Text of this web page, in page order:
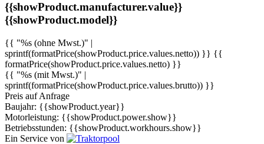
{{showProduct.manufacturer.value}}
{{showProduct.model}}
{{ "%s (ohne Mwst.)" |
sprintf(formatPrice(showProduct.price.values.netto)) }} {{
formatPrice(showProduct.price.values.netto) }}
{{ "%s (mit Mwst.)" |
sprintf(formatPrice(showProduct.price.values.brutto)) }}
Preis auf Anfrage
Baujahr: {{showProduct.year}}
Motorleistung: {{showProduct.power.show}}
Betriebsstunden: {{showProduct.workhours.show}}
Ein Service von